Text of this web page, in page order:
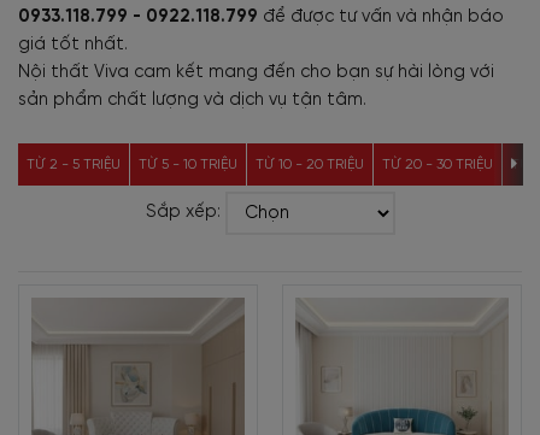
0933.118.799 - 0922.118.799 để được tư vấn và nhận báo
giá tốt nhất.
Nội thất Viva cam kết mang đến cho bạn sự hài lòng với
sản phẩm chất lượng và dịch vụ tận tâm.
TỪ 2 - 5 TRIỆU TỪ 5 - 10 TRIỆU TỪ 10 - 20 TRIỆU TỪ 20 - 30 TRIỆU TỪ
Sắp xếp: